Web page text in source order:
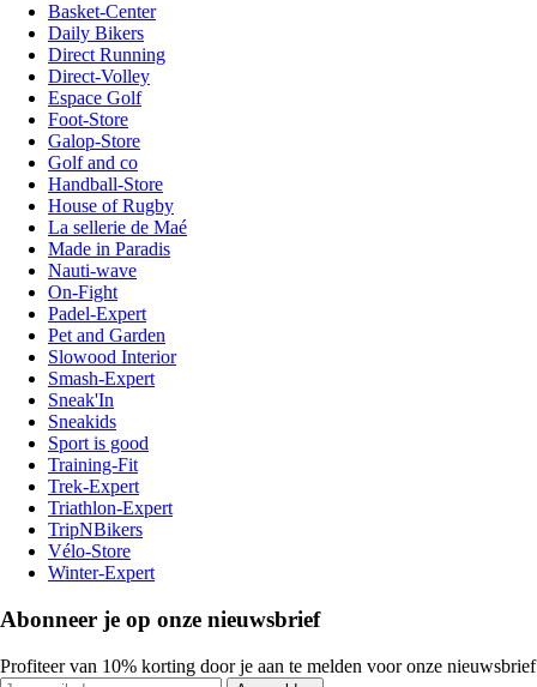
Basket-Center
Daily Bikers
Direct Running
Direct-Volley
Espace Golf
Foot-Store
Galop-Store
Golf and co
Handball-Store
House of Rugby
La sellerie de Maé
Made in Paradis
Nauti-wave
On-Fight
Padel-Expert
Pet and Garden
Slowood Interior
Smash-Expert
Sneak'In
Sneakids
Sport is good
Training-Fit
Trek-Expert
Triathlon-Expert
TripNBikers
Vélo-Store
Winter-Expert
Abonneer je op onze nieuwsbrief
Profiteer van 10% korting door je aan te melden voor onze nieuwsbrief